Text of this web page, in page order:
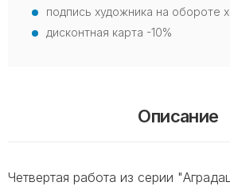
подпись художника на обороте
дисконтная карта -10%
Описание
Четвертая работа из серии